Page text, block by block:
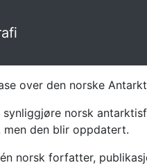
over den norske
norsk
den blir oppdatert.
norsk forfatter,